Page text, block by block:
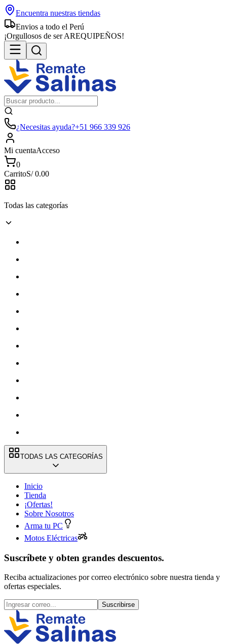
Encuentra nuestras tiendas
Envios a todo el Perú
¡Orgullosos de ser AREQUIPEÑOS!
¿Necesitas ayuda?+51 966 339 926
Mi cuentaAcceso
0
CarritoS/0.00
Todas las categorías
TODAS LAS CATEGORÍAS
Inicio
Tienda
¡Ofertas!
Sobre Nosotros
Arma tu PC
Motos Eléctricas
Suscríbete y obten grandes descuentos.
Reciba actualizaciones por correo electrónico sobre nuestra tienda y
ofertas especiales.
Suscribirse